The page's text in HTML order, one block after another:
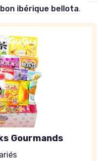
ibérique bellota.
Gourmands